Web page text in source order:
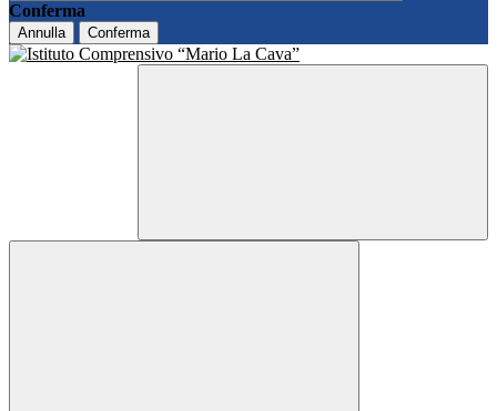
Conferma
Annulla Conferma